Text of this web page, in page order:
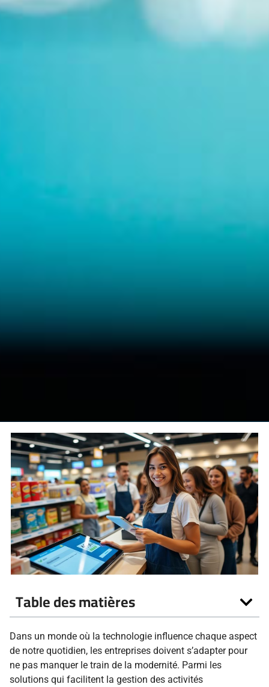
Table des matières
Dans un monde où la technologie influence chaque aspect
de notre quotidien, les entreprises doivent s’adapter pour
ne pas manquer le train de la modernité. Parmi les
solutions qui facilitent la gestion des activités